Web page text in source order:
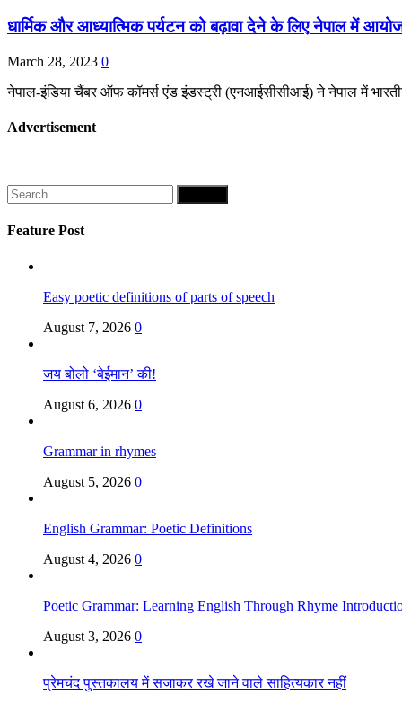
धार्मिक और आध्यात्मिक पर्यटन को बढ़ावा देने के लिए नेपाल में
March 28, 2023 0
नेपाल-इंडिया चैंबर ऑफ कॉमर्स एंड इंडस्ट्री (एनआईसीसीआई) ने नेपाल में
Advertisement
Search
for:
Feature Post
Easy poetic definitions of parts of speech
August 7, 2026 0
जय बोलो ‘बेईमान’ की!
August 6, 2026 0
Grammar in rhymes
August 5, 2026 0
English Grammar: Poetic Definitions
August 4, 2026 0
Poetic Grammar: Learning English Through Rhyme
August 3, 2026 0
प्रेमचंद पुस्तकालय में सजाकर रखे जाने वाले साहित्यकार नहीं